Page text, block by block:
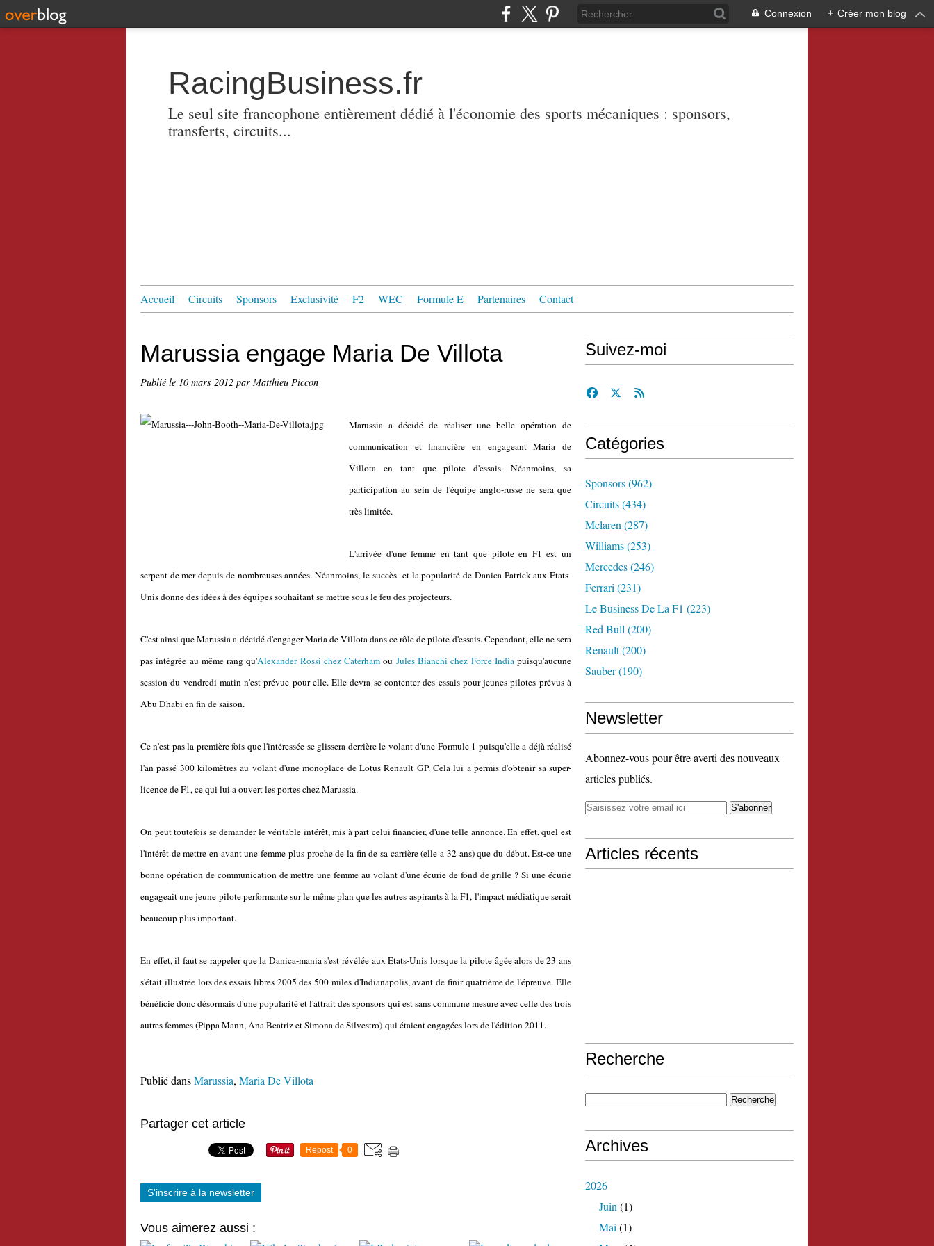
Connexion + Créer mon blog
RacingBusiness.fr
Le seul site francophone entièrement dédié à l'économie des sports mécaniques : sponsors,
transferts, circuits...
Accueil Circuits Sponsors Exclusivité F2 WEC Formule E Partenaires Contact
Marussia engage Maria De Villota
Publié le 10 mars 2012 par Matthieu Piccon
Marussia a décidé de réaliser une belle opération de
communication et financière en engageant Maria de
Villota en tant que pilote d'essais. Néanmoins, sa
participation au sein de l'équipe anglo-russe ne sera que
très limitée.
L'arrivée d'une femme en tant que pilote en F1 est un
serpent de mer depuis de nombreuses années. Néanmoins, le succès et la popularité de Danica Patrick aux Etats-
Unis donne des idées à des équipes souhaitant se mettre sous le feu des projecteurs.
C'est ainsi que Marussia a décidé d'engager Maria de Villota dans ce rôle de pilote d'essais. Cependant, elle ne sera
pas intégrée au même rang qu'Alexander Rossi chez Caterham ou Jules Bianchi chez Force Indiapuisqu'aucune
session du vendredi matin n'est prévue pour elle. Elle devra se contenter des essais pour jeunes pilotes prévus à
Abu Dhabi en fin de saison.
Ce n'est pas la première fois que l'intéressée se glissera derrière le volant d'une Formule 1 puisqu'elle a déjà réalisé
l'an passé 300 kilomètres au volant d'une monoplace de Lotus Renault GP. Cela lui a permis d'obtenir sa super-
licence de F1, ce qui lui a ouvert les portes chez Marussia.
On peut toutefois se demander le véritable intérêt, mis à part celui financier, d'une telle annonce. En effet, quel est
l'intérêt de mettre en avant une femme plus proche de la fin de sa carrière (elle a 32 ans) que du début. Est-ce une
bonne opération de communication de mettre une femme au volant d'une écurie de fond de grille ? Si une écurie
engageait une jeune pilote performante sur le même plan que les autres aspirants à la F1, l'impact médiatique serait
beaucoup plus important.
En effet, il faut se rappeler que la Danica-mania s'est révélée aux Etats-Unis lorsque la pilote âgée alors de 23 ans
s'était illustrée lors des essais libres 2005 des 500 miles d'Indianapolis, avant de finir quatrième de l'épreuve. Elle
bénéficie donc désormais d'une popularité et l'attrait des sponsors qui est sans commune mesure avec celle des trois
autres femmes (Pippa Mann, Ana Beatriz et Simona de Silvestro) qui étaient engagées lors de l'édition 2011.
Publié dansMarussia, Maria De Villota
Partager cet article
Repost 0
S'inscrire à la newsletter
Vous aimerez aussi :
Suivez-moi
Catégories
Sponsors(962)
Circuits(434)
Mclaren (287)
Williams(253)
Mercedes(246)
Ferrari (231)
Le Business De La F1 (223)
Red Bull (200)
Renault(200)
Sauber(190)
Newsletter
Abonnez-vous pour être averti des nouveaux
articles publiés.
Articles récents
Recherche
Archives
2026
Juin (1)
Mai (1)